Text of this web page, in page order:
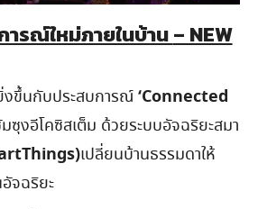
ารณ์ใหม่ภายในบ้าน– NEW
งขึ้นกับประสบการณ์‘Connected
งอีโคซิสเต็ม ด้วยระบบอัจฉริยะสมา
เปลี่ยนบ้านธรรมดาให้
จฉริยะ